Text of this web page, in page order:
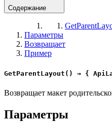
Содержание
Параметры
Возвращает
Пример
GetParentLayout() → {
Возвращает макет
Параметры